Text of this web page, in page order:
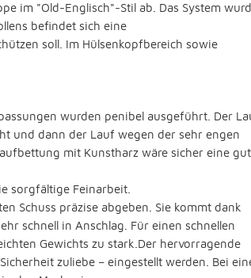
im "Old-Englisch"-Stil ab. Das System
befindet sich eine
soll. Im Hülsenkopfbereich sowie
wurden penibel ausgeführt. Der
und dann der Lauf wegen der sehr engen
mit Kunstharz wäre sicher eine
sorgfältige Feinarbeit.
Schuss präzise abgeben. Sie kommt dank
schnell in Anschlag. Für einen schnellen
Gewichts zu stark.Der hervorragende
zuliebe – eingestellt werden. Bei